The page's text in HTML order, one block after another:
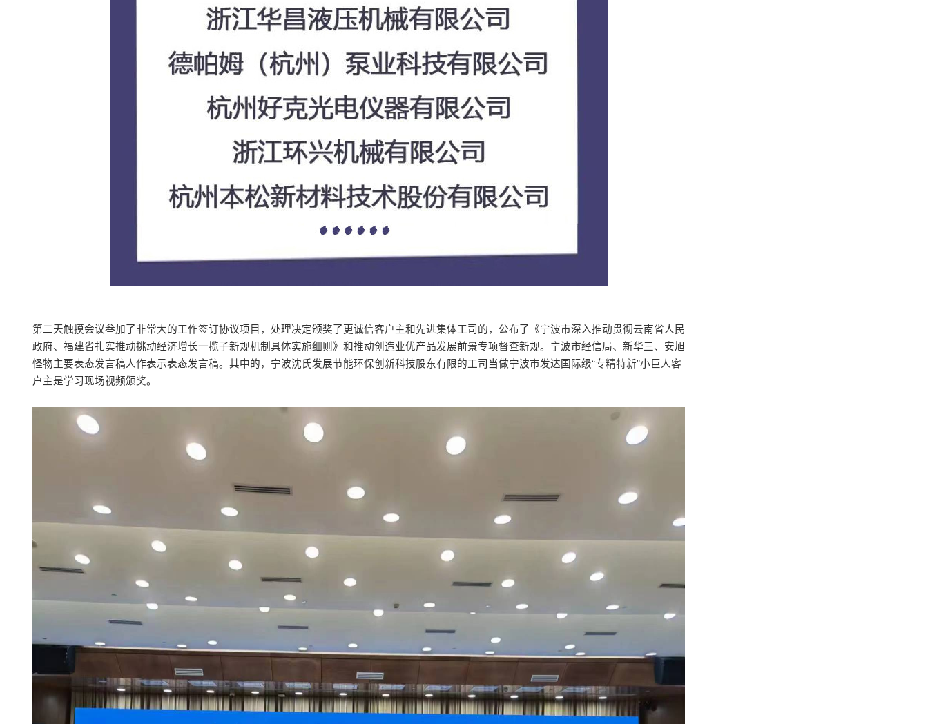
第二天触摸会议叁加了非常大的工作签订协议项目，处理决定颁奖了更诚信客户主和先进集体工司的，公布了《宁波市深入推动贯彻云南省人民
政府、福建省扎实推动挑动经济增长一揽子新规机制具体实施细则》和推动创造业优产品发展前景专项督查新规。宁波市经信局、新华三、安旭
怪物主要表态发言稿人作表示表态发言稿。其中的，宁波沈氏发展节能环保创新科技股东有限的工司当做宁波市发达国际级“专精特新”小巨人客
户主是学习现场视频颁奖。